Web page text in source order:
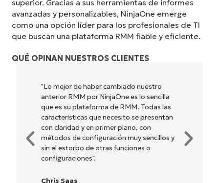
superior. Gracias a sus herramientas de informes
avanzadas y personalizables, NinjaOne emerge
como una opción líder para los profesionales de TI
que buscan una plataforma RMM fiable y eficiente.
QUÉ OPINAN NUESTROS CLIENTES
cambiado nuestro
es lo sencilla
de RMM. Todas las
necesito se presentan
plano, con
muy sencillos y
funciones o
"NinjaOne es
combina una interfaz
funciones de back-end.
es sencilla de realizar y la
gestionar. Todas las
herramientas están
son fáciles de entender y